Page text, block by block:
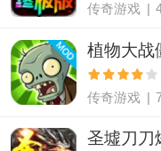
传奇游戏 |
植物大战
传奇游戏 |
圣墟刀刀